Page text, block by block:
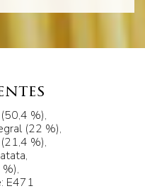
%),
(22 %),
%),
E471